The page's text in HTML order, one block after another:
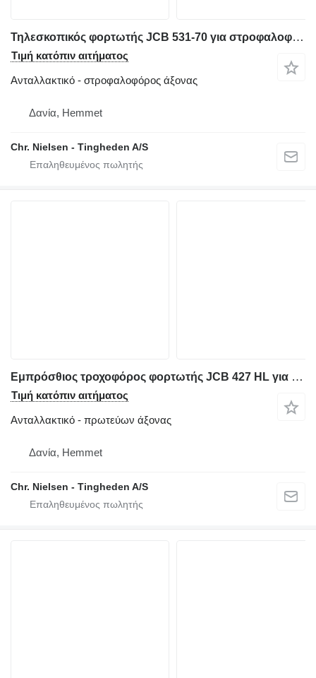
Τηλεσκοπικός φορτωτής JCB 531-70 για στροφαλοφόρος άξονας
Τιμή κατόπιν αιτήματος
Ανταλλακτικό - στροφαλοφόρος άξονας
Δανία, Hemmet
Chr. Nielsen - Tingheden A/S
Εμπρόσθιος τροχοφόρος φορτωτής JCB 427 HL για πρωτεύων άξονας
Τιμή κατόπιν αιτήματος
Ανταλλακτικό - πρωτεύων άξονας
Δανία, Hemmet
Chr. Nielsen - Tingheden A/S